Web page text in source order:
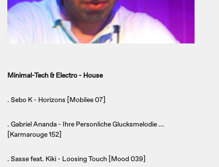
Minimal-Tech & Electro - House
. Sebo K - Horizons [Mobilee 07]
. Gabriel Ananda - Ihre Personliche Glucksmelodie ...
[Karmarouge 152]
. Sasse feat. Kiki - Loosing Touch [Mood 039]